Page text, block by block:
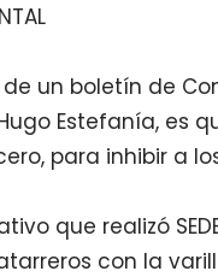
un boletín de
Estefanía, es
para inhibir a
que realizó
con la